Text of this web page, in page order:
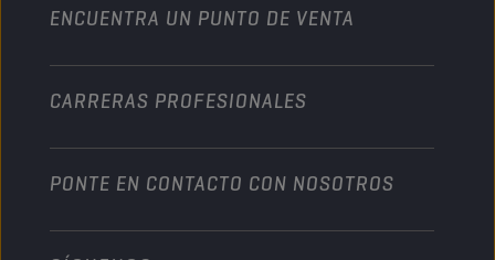
Naútica
ENCUENTRA UN PUNTO DE VENTA
CARRERAS PROFESIONALES
PONTE EN CONTACTO CON NOSOTROS